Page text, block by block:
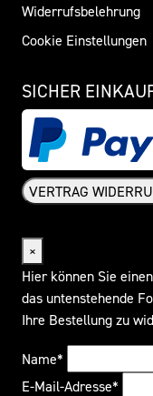
Widerrufsbelehrung
Cookie Einstellungen
SICHER
VERTRAG
×
Hier können Sie
das untenstehende
Ihre Bestellung zu
Name*
E-Mail-Adresse*